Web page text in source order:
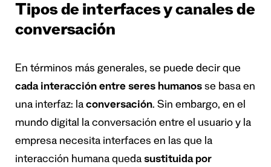
Tipos de interfaces y canales de
conversación
En términos más generales, se puede decir que
cada interacción entre seres humanos se basa en
una interfaz: la conversación. Sin embargo, en el
mundo digital la conversación entre el usuario y la
empresa necesita interfaces en las que la
interacción humana queda sustituida por